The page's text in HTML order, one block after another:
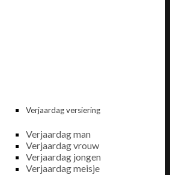
Verjaardag versiering
Verjaardag man
Verjaardag vrouw
Verjaardag jongen
Verjaardag meisje